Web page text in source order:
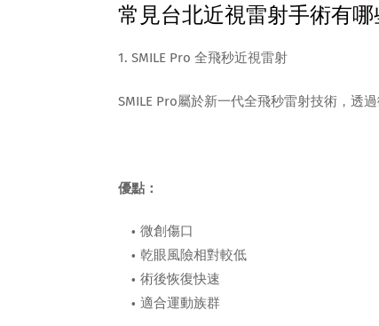
常見台北近視雷射手術有哪
1. SMILE Pro 全飛秒近視雷射
SMILE Pro屬於新一代全飛秒雷射技術，透
優點：
微創傷口
乾眼風險相對較低
術後恢復快速
適合運動族群